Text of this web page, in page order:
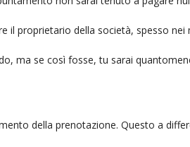
il proprietario della società, spesso
ma se così fosse, tu sarai
della prenotazione. Questo a